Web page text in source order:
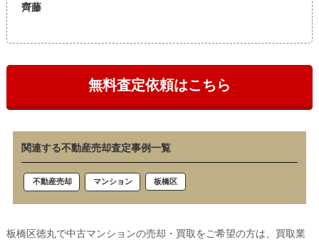
齊藤
無料査定依頼はこちら
関連する不動産売却査定事例一覧
不動産売却 マンション 板橋区
板橋区徳丸で中古マンションの売却・買取をご希望の方は、買取業